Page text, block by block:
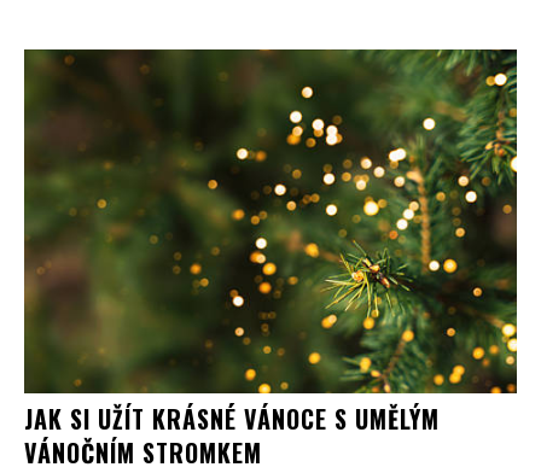
JAK SI UŽÍT KRÁSNÉ VÁNOCE S UMĚLÝM
VÁNOČNÍM STROMKEM